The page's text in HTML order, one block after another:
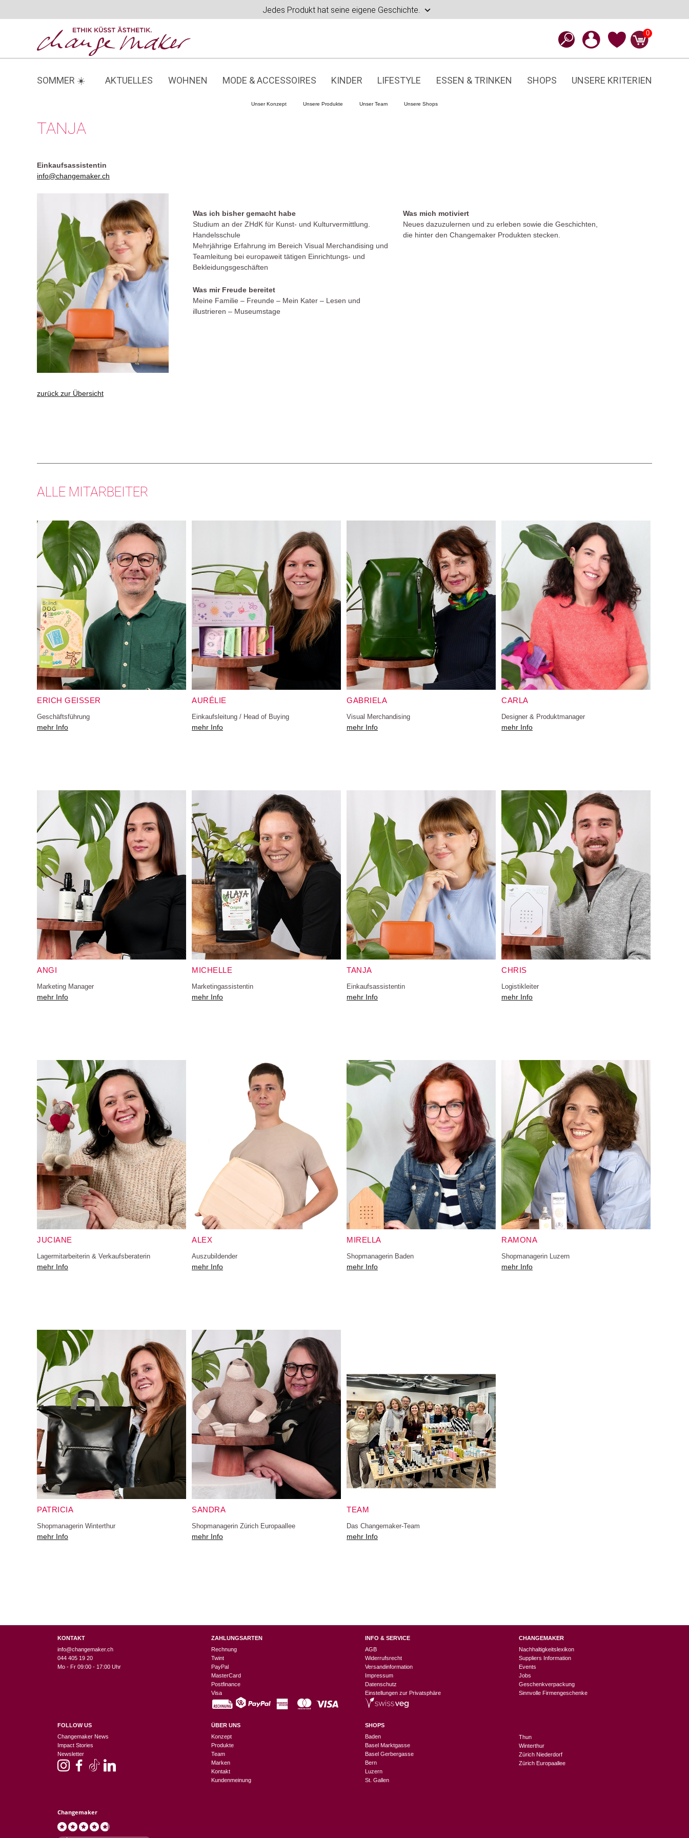
Jedes Produkt hat seine eigene Geschichte.
0
SOMMER ☀️ AKTUELLES WOHNEN MODE & ACCESSOIRES KINDER LIFESTYLE ESSEN & TRINKEN SHOPS UNSERE KRITERIEN
Unser Konzept Unsere Produkte Unser Team Unsere Shops
TANJA
Einkaufsassistentin
info@changemaker.ch
zurück zur Übersicht
Was ich bisher gemacht habe
Studium an der ZHdK für Kunst- und Kulturvermittlung.
Handelsschule
Mehrjährige Erfahrung im Bereich Visual Merchandising und
Teamleitung bei europaweit tätigen Einrichtungs- und
Bekleidungsgeschäften
Was mir Freude bereitet
Meine Familie – Freunde – Mein Kater – Lesen und
illustrieren – Museumstage
Was mich motiviert
Neues dazuzulernen und zu erleben sowie die Geschichten,
die hinter den Changemaker Produkten stecken.
ALLE MITARBEITER
ERICH GEISSER
Geschäftsführung
mehr Info
AURÉLIE
Einkaufsleitung / Head of Buying
mehr Info
GABRIELA
Visual Merchandising
mehr Info
CARLA
Designer & Produktmanager
mehr Info
ANGI
Marketing Manager
mehr Info
MICHELLE
Marketingassistentin
mehr Info
TANJA
Einkaufsassistentin
mehr Info
CHRIS
Logistikleiter
mehr Info
JUCIANE
Lagermitarbeiterin & Verkaufsberaterin
mehr Info
ALEX
Auszubildender
mehr Info
MIRELLA
Shopmanagerin Baden
mehr Info
RAMONA
Shopmanagerin Luzern
mehr Info
PATRICIA
Shopmanagerin Winterthur
mehr Info
SANDRA
Shopmanagerin Zürich Europaallee
mehr Info
TEAM
Das Changemaker-Team
mehr Info
KONTAKT
info@changemaker.ch
044 405 19 20
Mo - Fr 09:00 - 17:00 Uhr
FOLLOW US
Changemaker News
Impact Stories
Newsletter
Changemaker
ZAHLUNGSARTEN
Rechnung
Twint
PayPal
MasterCard
Postfinance
Visa
ÜBER UNS
Konzept
Produkte
Team
Marken
Kontakt
Kundenmeinung
INFO & SERVICE
AGB
Widerrufsrecht
Versandinformation
Impressum
Datenschutz
Einstellungen zur Privatsphäre
SHOPS
Baden
Basel Marktgasse
Basel Gerbergasse
Bern
Luzern
St. Gallen
CHANGEMAKER
Nachhaltigkeitslexikon
Suppliers Information
Events
Jobs
Geschenkverpackung
Sinnvolle Firmengeschenke
Thun
Winterthur
Zürich Niederdorf
Zürich Europaallee